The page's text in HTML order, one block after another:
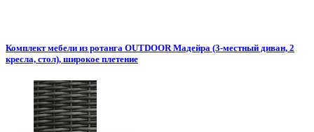
Комплект мебели из ротанга OUTDOOR Мадейра (3-местный диван, 2
кресла, стол), широкое плетение